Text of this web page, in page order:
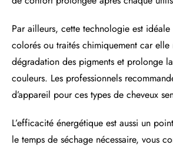
Par ailleurs, cette technologie est
colorés ou traités chimiquement car elle
dégradation des pigments et prolonge
couleurs. Les professionnels
d’appareil pour ces types de cheveux
L’efficacité énergétique est aussi un
le temps de séchage nécessaire, vous